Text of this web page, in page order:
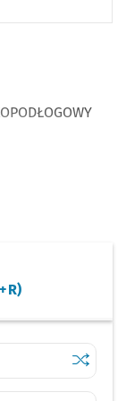
Sprawdź
Stadion